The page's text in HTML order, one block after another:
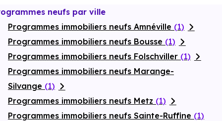
Financer
neufs par ville
Programmes immobiliers neufs Amnéville (1)
Programmes immobiliers neufs Bousse (1)
Programmes immobiliers neufs Folschviller (1)
Programmes immobiliers neufs Marange-
Silvange (1)
Programmes immobiliers neufs Metz (1)
Programmes immobiliers neufs Sainte-Ruffine (1)